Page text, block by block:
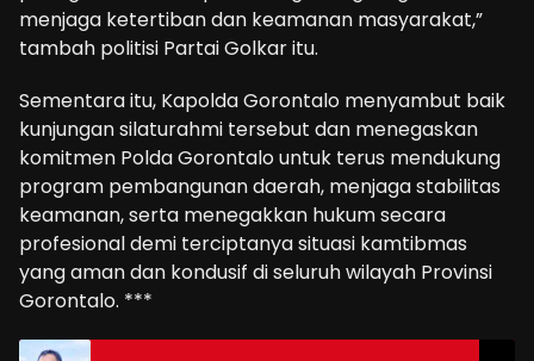
menjaga ketertiban dan keamanan masyarakat,”
tambah politisi Partai Golkar itu.
Sementara itu, Kapolda Gorontalo menyambut baik
kunjungan silaturahmi tersebut dan menegaskan
komitmen Polda Gorontalo untuk terus mendukung
program pembangunan daerah, menjaga stabilitas
keamanan, serta menegakkan hukum secara
profesional demi terciptanya situasi kamtibmas
yang aman dan kondusif di seluruh wilayah Provinsi
Gorontalo. ***